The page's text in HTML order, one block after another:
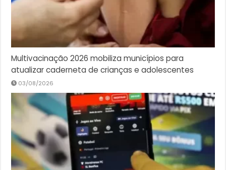
Multivacinação 2026 mobiliza municípios para
atualizar caderneta de crianças e adolescentes
03/08/2026